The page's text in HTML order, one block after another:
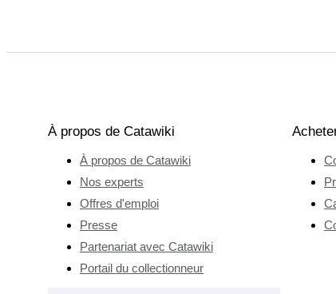
À propos de Catawiki
À propos de Catawiki
Nos experts
Offres d'emploi
Presse
Partenariat avec Catawiki
Portail du collectionneur